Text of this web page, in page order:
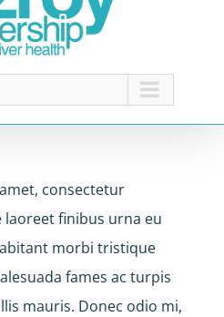
consectetur
laoreet finibus urna eu
morbi tristique
fames ac turpis
mauris. Donec odio mi,